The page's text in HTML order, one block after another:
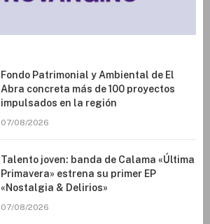
Fondo Patrimonial y Ambiental de El
Abra concreta más de 100 proyectos
impulsados en la región
07/08/2026
Talento joven: banda de Calama «Última
Primavera» estrena su primer EP
«Nostalgia & Delirios»
07/08/2026